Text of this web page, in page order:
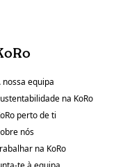
nossa equipa
na KoRo
perto de ti
nós
na KoRo